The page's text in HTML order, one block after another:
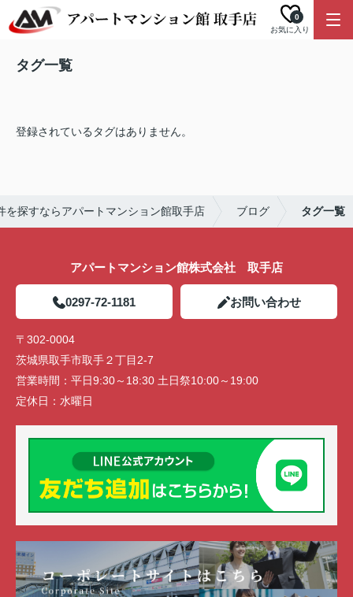
お気に入り
0
タグ一覧
登録されているタグはありません。
を探すならアパートマンション館取手店 ブログ タグ一覧
アパートマンション館株式会社 取手店
0297-72-1181 お問い合わせ
〒302-0004
茨城県取手市取手２丁目2-7
営業時間： 平日9:30～18:30 土日祭10:00～19:00
定休日： 水曜日